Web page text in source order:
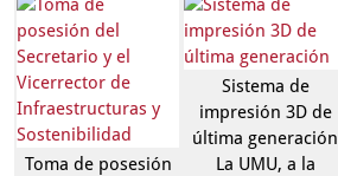
Toma de posesión
Sistema de
impresión 3D de
última generación
La UMU, a la